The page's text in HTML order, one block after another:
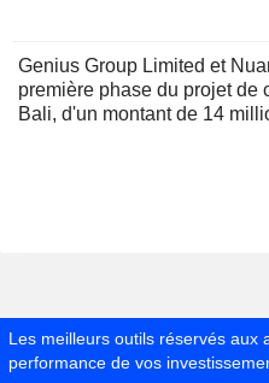
Genius Group Limited et
première phase du projet de
Bali, d'un montant de 14
Les meilleurs outils réservés aux
performance de vos